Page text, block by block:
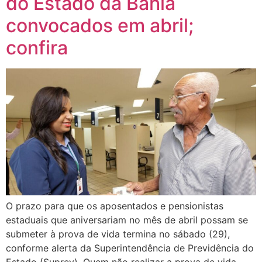
convocados em abril;
confira
O prazo para que os aposentados e pensionistas
estaduais que aniversariam no mês de abril possam se
submeter à prova de vida termina no sábado (29),
conforme alerta da Superintendência de Previdência do